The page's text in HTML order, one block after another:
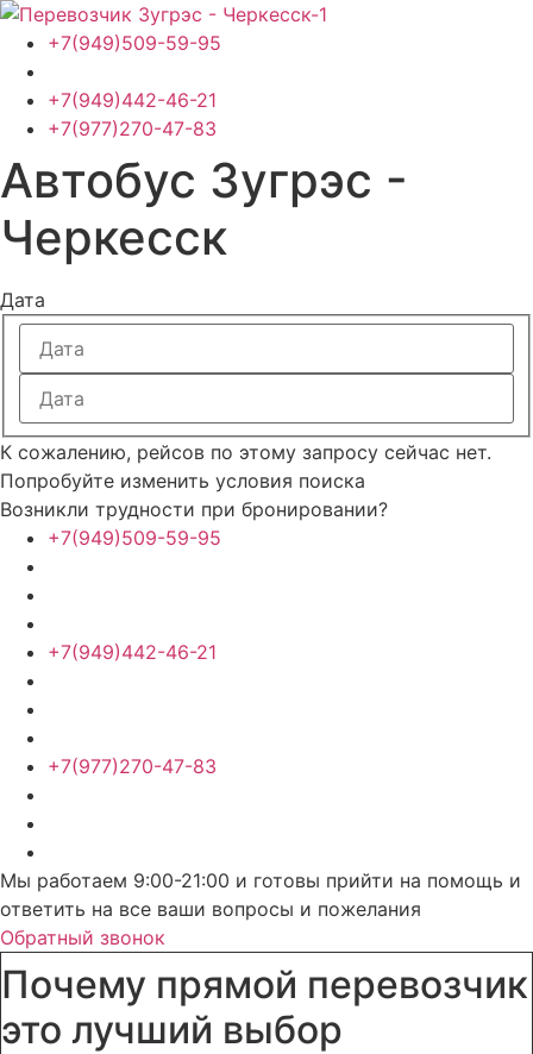
Перейти
содержимому
+7(949)509-59-95
+7(949)442-46-21
+7(977)270-47-83
Автобус Зугрэс -
Черкесск
Дата
К сожалению, рейсов по этому запросу сейчас нет.
Попробуйте изменить условия поиска
Возникли трудности при бронировании?
+7(949)509-59-95
+7(949)442-46-21
+7(977)270-47-83
Мы работаем 9:00-21:00 и готовы прийти на помощь и
ответить на все ваши вопросы и пожелания
Обратный звонок
Почему прямой перевозчик
это лучший выбор